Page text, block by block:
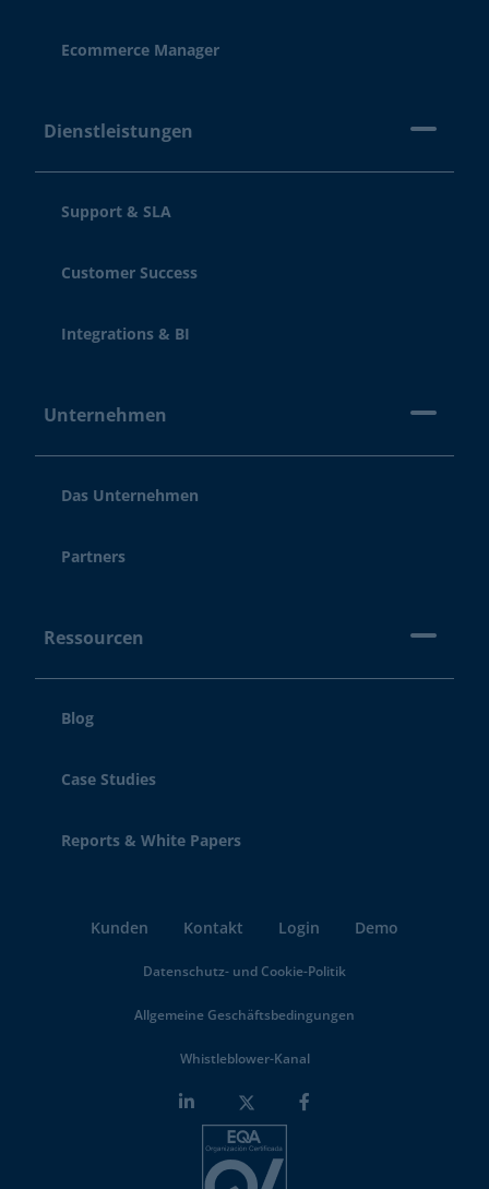
Ecommerce Manager
Dienstleistungen
Support & SLA
Customer Success
Integrations & BI
Unternehmen
Das Unternehmen
Partners
Ressourcen
Blog
Case Studies
Reports & White Papers
Kunden Kontakt Login Demo
Datenschutz- und Cookie-Politik
Allgemeine Geschäftsbedingungen
Whistleblower-Kanal